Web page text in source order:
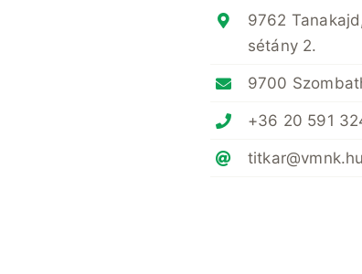
9762
sétány 2.
9700
+36 20 591
titkar@vmnk.hu